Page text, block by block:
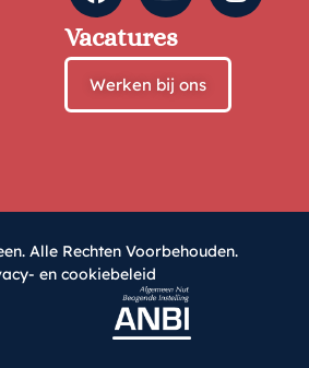
Vacatures
Werken bij ons
Alle Rechten Voorbehouden.
en cookiebeleid